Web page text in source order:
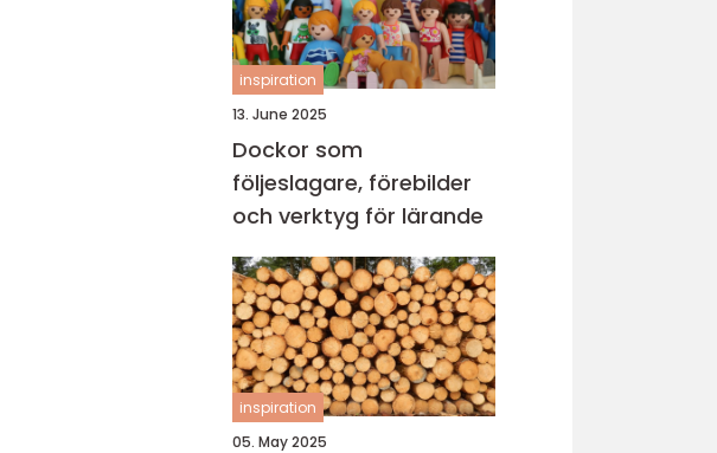
inspiration
13. June 2025
Dockor som
följeslagare, förebilder
och verktyg för lärande
inspiration
05. May 2025